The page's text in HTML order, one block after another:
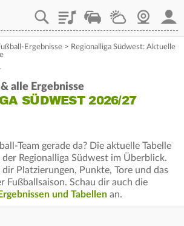
PlaylistStaupilotWetterWebcam
Ergebnisse > Regionalliga Südwest: Aktuelle
alle Ergebnisse
SÜDWEST 2026/27
Team gerade da? Die aktuelle Tabelle
der Regionalliga Südwest im Überblick.
Platzierungen, Punkte, Tore und das
Fußballsaison. Schau dir auch die
und Tabellen an.